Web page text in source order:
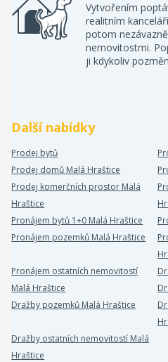
Vytvořením
realitním
potom
nemovitostmi.
ji kdykoliv
Další nabídky
Prodej bytů
Prodej domů Malá Hraštice
Prodej komerčních prostor Malá
Hraštice
Pronájem bytů 1+0 Malá Hraštice
Pronájem pozemků Malá Hraštice
Pronájem ostatních nemovitostí
Malá Hraštice
Dražby pozemků Malá Hraštice
Dražby ostatních nemovitostí Malá
Hraštice